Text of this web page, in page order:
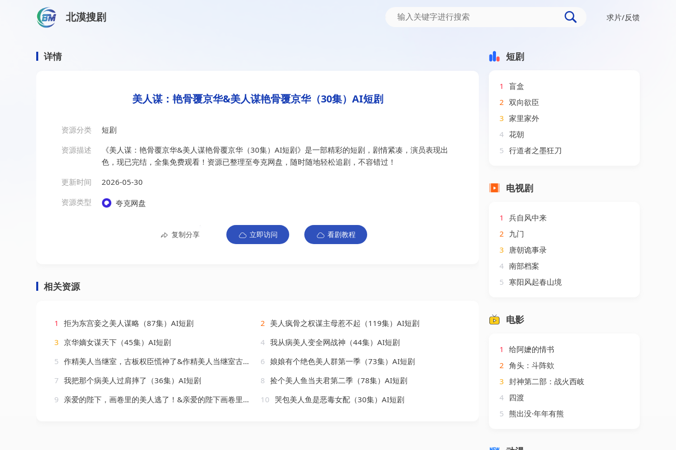
北漠搜剧 求片/反馈
详情
美人谋：艳骨覆京华&美人谋艳骨覆京华（30集）AI短剧
资源分类
短剧
资源描述
《美人谋：艳骨覆京华&美人谋艳骨覆京华（30集）AI短剧》是一部精彩的短剧，剧情紧凑，演员表现出
色，现已完结，全集免费观看！资源已整理至夸克网盘，随时随地轻松追剧，不容错过！
更新时间
2026-05-30
资源类型
夸克网盘
复制分享 立即访问 看剧教程
相关资源
1 拒为东宫妾之美人谋略（87集）AI短剧 2 美人疯骨之权谋主母惹不起（119集）AI短剧
3 京华嫡女谋天下（45集）AI短剧 4 我从病美人变全网战神（44集）AI短剧
5 作精美人当继室，古板权臣慌神了&作精美人当继室古板权臣慌神了（62集）AI短剧 6 娘娘有个绝色美人群第一季（73集）AI短剧
7 我把那个病美人过肩摔了（36集）AI短剧 8 捡个美人鱼当夫君第二季（78集）AI短剧
9 亲爱的陛下，画卷里的美人逃了！&亲爱的陛下画卷里的美人逃了（110集）AI短剧 10 哭包美人鱼是恶毒女配（30集）AI短剧
短剧
1
盲盒
2 双向欲臣
3 家里家外
4 花朝
5 行道者之墨狂刀
电视剧
1
兵自风中来
2 九门
3 唐朝诡事录
4 南部档案
5 寒阳风起春山境
电影
1
给阿嬷的情书
2 角头：斗阵欸
3 封神第二部：战火西岐
4 四渡
5 熊出没·年年有熊